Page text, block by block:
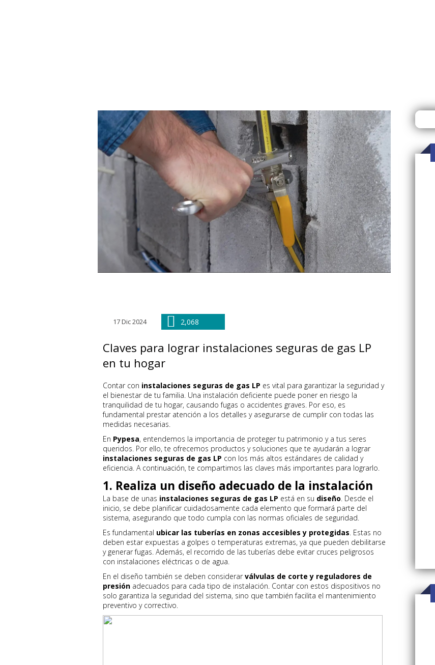
17 Dic 2024 2,068
Claves para lograr instalaciones seguras de gas LP
en tu hogar
Contar con instalaciones seguras de gas LP es vital para garantizar la seguridad y
el bienestar de tu familia. Una instalación deficiente puede poner en riesgo la
tranquilidad de tu hogar, causando fugas o accidentes graves. Por eso, es
fundamental prestar atención a los detalles y asegurarse de cumplir con todas las
medidas necesarias.
En Pypesa, entendemos la importancia de proteger tu patrimonio y a tus seres
queridos. Por ello, te ofrecemos productos y soluciones que te ayudarán a lograr
instalaciones seguras de gas LP con los más altos estándares de calidad y
eficiencia. A continuación, te compartimos las claves más importantes para lograrlo.
1. Realiza un diseño adecuado de la instalación
La base de unas instalaciones seguras de gas LP está en su diseño. Desde el
inicio, se debe planificar cuidadosamente cada elemento que formará parte del
sistema, asegurando que todo cumpla con las normas oficiales de seguridad.
Es fundamental ubicar las tuberías en zonas accesibles y protegidas. Estas no
deben estar expuestas a golpes o temperaturas extremas, ya que pueden debilitarse
y generar fugas. Además, el recorrido de las tuberías debe evitar cruces peligrosos
con instalaciones eléctricas o de agua.
En el diseño también se deben considerarválvulas de corte y reguladores de
presión adecuados para cada tipo de instalación. Contar con estos dispositivos no
solo garantiza la seguridad del sistema, sino que también facilita el mantenimiento
preventivo y correctivo.